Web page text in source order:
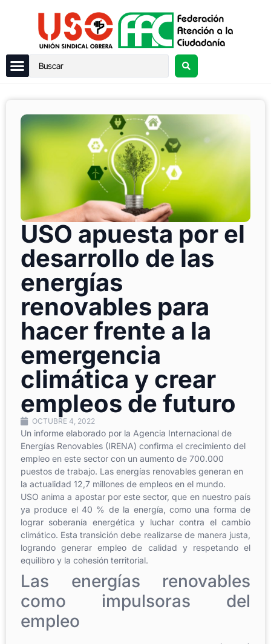
USO apuesta por el
desarrollo de las
energías
renovables para
hacer frente a la
emergencia
climática y crear
empleos de futuro
OCTUBRE 4, 2022
Un informe elaborado por la Agencia Internacional de
Energías Renovables (IRENA) confirma el crecimiento del
empleo en este sector con un aumento de 700.000
puestos de trabajo. Las energías renovables generan en
la actualidad 12,7 millones de empleos en el mundo.
USO anima a apostar por este sector, que en nuestro país
ya produce el 40 % de la energía, como una forma de
lograr soberanía energética y luchar contra el cambio
climático. Esta transición debe realizarse de manera justa,
logrando generar empleo de calidad y respetando el
equilibro y la cohesión territorial.
Las energías renovables
como impulsoras del
empleo